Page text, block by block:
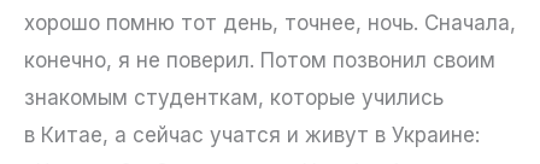
хорошо помню тот день, точнее, ночь. Сначала,
конечно, я не поверил. Потом позвонил своим
знакомым студенткам, которые учились
в Китае, а сейчас учатся и живут в Украине: